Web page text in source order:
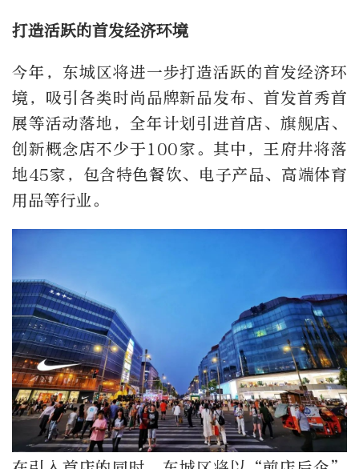
打造活跃的首发经济环境
今年，东城区将进一步打造活跃的首发经济环
境，吸引各类时尚品牌新品发布、首发首秀首
展等活动落地，全年计划引进首店、旗舰店、
创新概念店不少于100家。其中，王府井将落
地45家，包含特色餐饮、电子产品、高端体育
用品等行业。